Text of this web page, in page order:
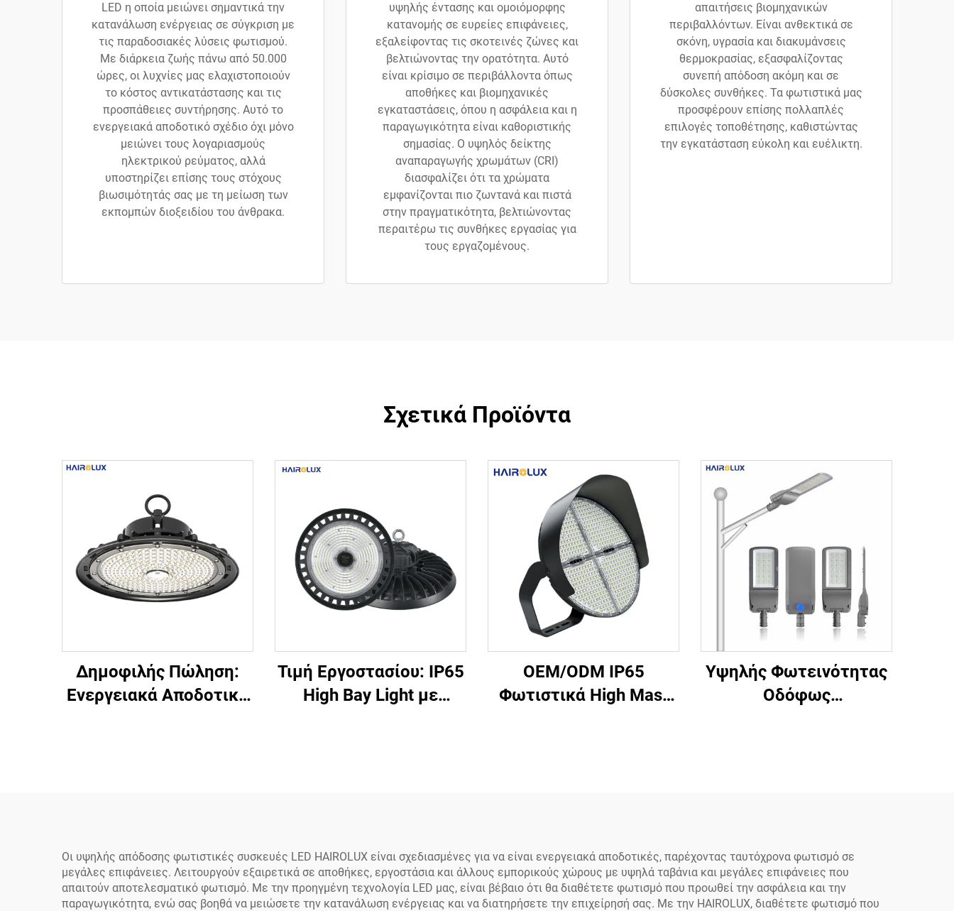
LED η οποία μειώνει σημαντικά την
κατανάλωση ενέργειας σε σύγκριση με
τις παραδοσιακές λύσεις φωτισμού.
Με διάρκεια ζωής πάνω από 50.000
ώρες, οι λυχνίες μας ελαχιστοποιούν
το κόστος αντικατάστασης και τις
προσπάθειες συντήρησης. Αυτό το
ενεργειακά αποδοτικό σχέδιο όχι μόνο
μειώνει τους λογαριασμούς
ηλεκτρικού ρεύματος, αλλά
υποστηρίζει επίσης τους στόχους
βιωσιμότητάς σας με τη μείωση των
εκπομπών διοξειδίου του άνθρακα.
υψηλής έντασης και ομοιόμορφης
κατανομής σε ευρείες επιφάνειες,
εξαλείφοντας τις σκοτεινές ζώνες και
βελτιώνοντας την ορατότητα. Αυτό
είναι κρίσιμο σε περιβάλλοντα όπως
αποθήκες και βιομηχανικές
εγκαταστάσεις, όπου η ασφάλεια και η
παραγωγικότητα είναι καθοριστικής
σημασίας. Ο υψηλός δείκτης
αναπαραγωγής χρωμάτων (CRI)
διασφαλίζει ότι τα χρώματα
εμφανίζονται πιο ζωντανά και πιστά
στην πραγματικότητα, βελτιώνοντας
περαιτέρω τις συνθήκες εργασίας για
τους εργαζομένους.
απαιτήσεις βιομηχανικών
περιβαλλόντων. Είναι ανθεκτικά σε
σκόνη, υγρασία και διακυμάνσεις
θερμοκρασίας, εξασφαλίζοντας
συνεπή απόδοση ακόμη και σε
δύσκολες συνθήκες. Τα φωτιστικά μας
προσφέρουν επίσης πολλαπλές
επιλογές τοποθέτησης, καθιστώντας
την εγκατάσταση εύκολη και ευέλικτη.
Σχετικά Προϊόντα
Δημοφιλής Πώληση:
Ενεργειακά Αποδοτικό
High Bay
Τιμή Εργοστασίου: IP65
High Bay Light με
OEM/ODM IP65
Φωτιστικά High Mast
Γήπεδα Ποδοσφαίρου
Υψηλής Φωτεινότητας
Οδόφως
Οι υψηλής απόδοσης φωτιστικές συσκευές LED HAIROLUX είναι σχεδιασμένες για να είναι ενεργειακά αποδοτικές, παρέχοντας ταυτόχρονα φωτισμό σε
μεγάλες επιφάνειες. Λειτουργούν εξαιρετικά σε αποθήκες, εργοστάσια και άλλους εμπορικούς χώρους με υψηλά ταβάνια και μεγάλες επιφάνειες που
απαιτούν αποτελεσματικό φωτισμό. Με την προηγμένη τεχνολογία LED μας, είναι βέβαιο ότι θα διαθέτετε φωτισμό που προωθεί την ασφάλεια και την
παραγωγικότητα, ενώ σας βοηθά να μειώσετε την κατανάλωση ενέργειας και να διατηρήσετε την επιχείρησή σας. Με την HAIROLUX, διαθέτετε φωτισμό που